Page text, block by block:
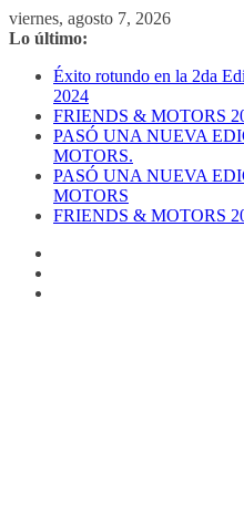
Saltar
al
viernes, agosto 7, 2026
Lo último:
Éxito rotundo en la 2da
2024
FRIENDS & MOTORS
PASÓ UNA NUEVA
MOTORS.
PASÓ UNA NUEVA
MOTORS
FRIENDS & MOTORS